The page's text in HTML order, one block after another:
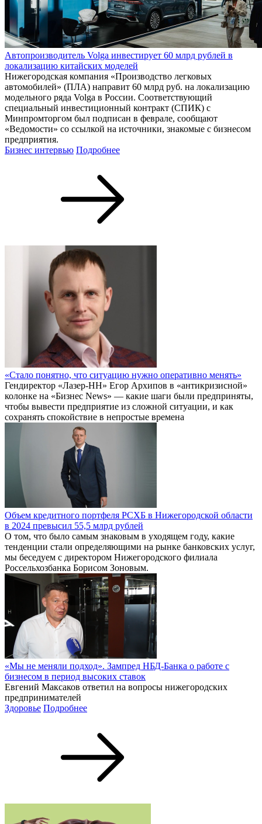
Автопроизводитель Volga инвестирует 60 млрд рублей в
локализацию китайских моделей
Нижегородская компания «Производство легковых
автомобилей» (ПЛА) направит 60 млрд руб. на локализацию
модельного ряда Volga в России. Соответствующий
специальный инвестиционный контракт (СПИК) с
Минпромторгом был подписан в феврале, сообщают
«Ведомости» со ссылкой на источники, знакомые с бизнесом
предприятия.
Бизнес интервью Подробнее
«Стало понятно, что ситуацию нужно оперативно менять»
Гендиректор «Лазер-НН» Егор Архипов в «антикризисной»
колонке на «Бизнес News» — какие шаги были предприняты,
чтобы вывести предприятие из сложной ситуации, и как
сохранять спокойствие в непростые времена
Объем кредитного портфеля РСХБ в Нижегородской области
в 2024 превысил 55,5 млрд рублей
О том, что было самым знаковым в уходящем году, какие
тенденции стали определяющими на рынке банковских услуг,
мы беседуем с директором Нижегородского филиала
Россельхозбанка Борисом Зоновым.
«Мы не меняли подход». Зампред НБД-Банка о работе с
бизнесом в период высоких ставок
Евгений Максаков ответил на вопросы нижегородских
предпринимателей
Здоровье Подробнее